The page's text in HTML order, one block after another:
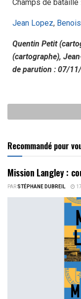
Champs de bataille
Jean Lopez,
Quentin Petit
(cartographe),
de parution : 07/
Recommandé pour
Mission Langley :
PARSTÉPHANE DUBREIL